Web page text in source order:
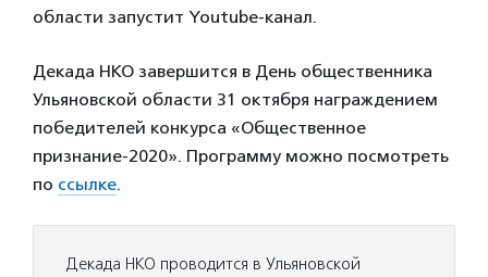
области запустит Youtube-канал.
Декада НКО завершится в День общественника
Ульяновской области 31 октября награждением
победителей конкурса «Общественное
признание-2020». Программу можно посмотреть
по ссылке.
Декада НКО проводится в Ульяновской